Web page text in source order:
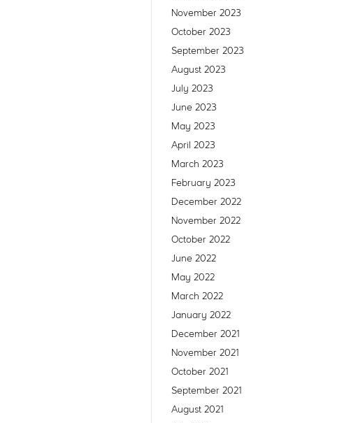
November 2023
October 2023
September 2023
August 2023
July 2023
June 2023
May 2023
April 2023
March 2023
February 2023
December 2022
November 2022
October 2022
June 2022
May 2022
March 2022
January 2022
December 2021
November 2021
October 2021
September 2021
August 2021